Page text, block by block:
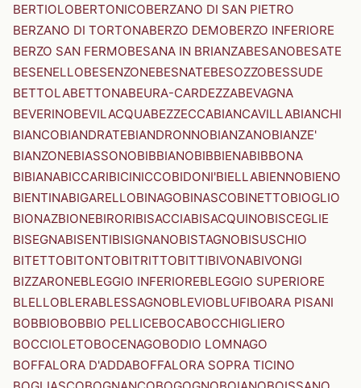
BERTIOLOBERTONICOBERZANO DI SAN PIETRO
BERZANO DI TORTONABERZO DEMOBERZO INFERIORE
BERZO SAN FERMOBESANA IN BRIANZABESANOBESATE
BESENELLOBESENZONEBESNATEBESOZZOBESSUDE
BETTOLABETTONABEURA-CARDEZZABEVAGNA
BEVERINOBEVILACQUABEZZECCABIANCAVILLABIANCHI
BIANCOBIANDRATEBIANDRONNOBIANZANOBIANZE'
BIANZONEBIASSONOBIBBIANOBIBBIENABIBBONA
BIBIANABICCARIBICINICCOBIDONI'BIELLABIENNOBIENO
BIENTINABIGARELLOBINAGOBINASCOBINETTOBIOGLIO
BIONAZBIONEBIRORIBISACCIABISACQUINOBISCEGLIE
BISEGNABISENTIBISIGNANOBISTAGNOBISUSCHIO
BITETTOBITONTOBITRITTOBITTIBIVONABIVONGI
BIZZARONEBLEGGIO INFERIOREBLEGGIO SUPERIORE
BLELLOBLERABLESSAGNOBLEVIOBLUFIBOARA PISANI
BOBBIOBOBBIO PELLICEBOCABOCCHIGLIERO
BOCCIOLETOBOCENAGOBODIO LOMNAGO
BOFFALORA D'ADDABOFFALORA SOPRA TICINO